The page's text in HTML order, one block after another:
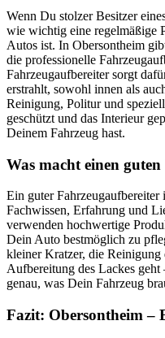
Wenn Du stolzer Besitzer
wie wichtig eine regelmäßige
Autos ist. In Obersontheim
die professionelle
Fahrzeugaufbereiter sorgt
erstrahlt, sowohl innen als
Reinigung, Politur und
geschützt und das Interieur
Deinem Fahrzeug hast.
Was macht einen
Ein guter
Fachwissen, Erfahrung und
verwenden hochwertige
Dein Auto bestmöglich zu
kleiner Kratzer, die Reinigung
Aufbereitung des Lackes
genau, was Dein Fahrzeug
Fazit: Obersontheim –